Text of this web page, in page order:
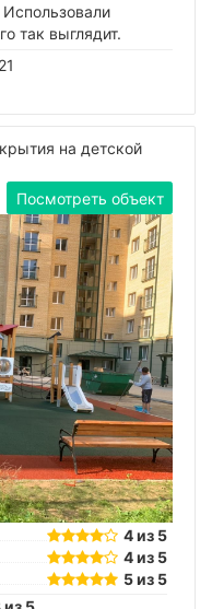
так выглядит.
на детской
Посмотреть объект
4 из 5
4 из 5
5 из 5